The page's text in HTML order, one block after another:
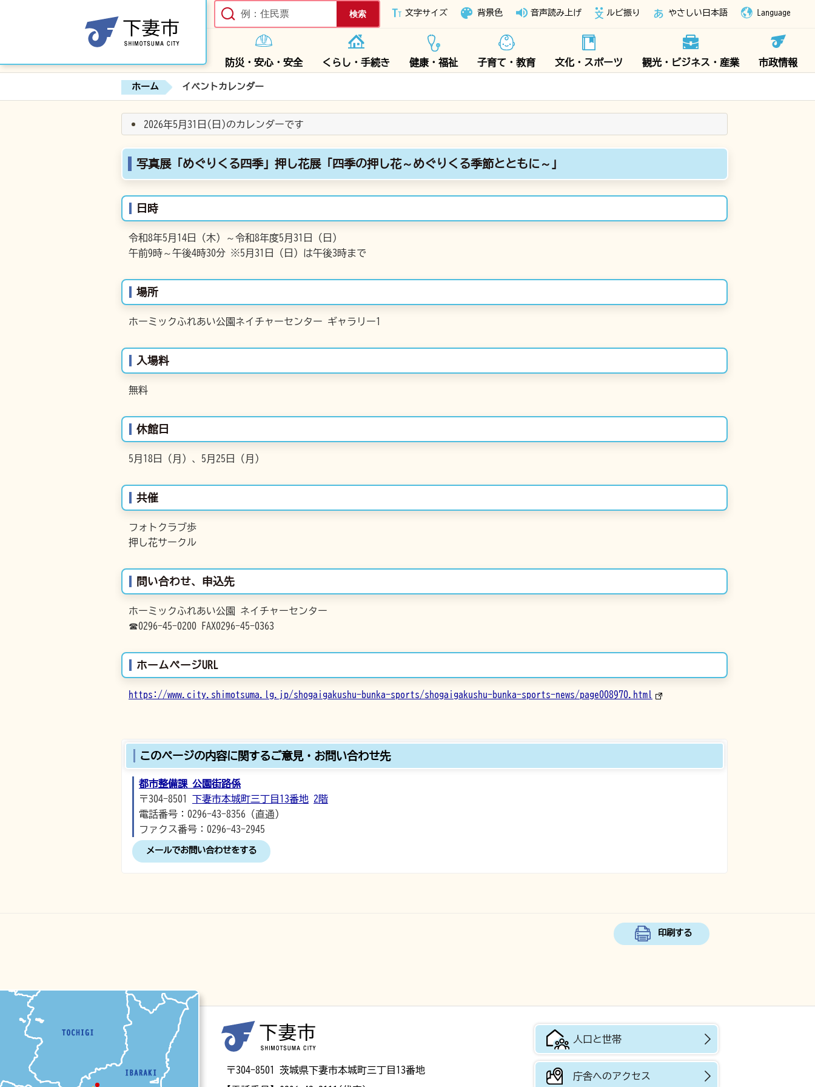
下妻市ホームページ
文字サイズ 背景色 音声読み上げ ルビ振り やさしい日本語 Language
防災・安心・安全 くらし・手続き 健康・福祉 子育て・教育 文化・スポーツ 観光・ビジネス・産業 市政情報
ホーム イベントカレンダー
2026年5月31日(日)のカレンダーです
写真展「めぐりくる四季」押し花展「四季の押し花～めぐりくる季節とともに～」
日時
令和8年5月14日（木）～令和8年度5月31日（日）
午前9時～午後4時30分 ※5月31日（日）は午後3時まで
場所
ホーミックふれあい公園ネイチャーセンター ギャラリー1
入場料
無料
休館日
5月18日（月）、5月25日（月）
共催
フォトクラブ歩
押し花サークル
問い合わせ、申込先
ホーミックふれあい公園 ネイチャーセンター
☎0296-45-0200 FAX0296-45-0363
ホームページURL
https://www.city.shimotsuma.lg.jp/shogaigakushu-bunka-sports/shogaigakushu-bunka-sports-news/page008970.html
このページの内容に関するご意見・お問い合わせ先
都市整備課 公園街路係
〒304-8501 下妻市本城町三丁目13番地 2階
電話番号：0296-43-8356（直通）
ファクス番号：0296-43-2945
メールでお問い合わせをする
印刷する
〒304-8501 茨城県下妻市本城町三丁目13番地
人口と世帯
庁舎へのアクセス